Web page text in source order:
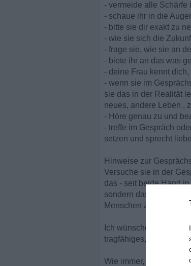
- vermeide alle
- schaue ihr in die
- bitte sie dir exakt zu
- wie sie sich die
- frage sie, wie sie an
- biete ihr an das was
- deine Frau kennt
- wenn sie im
sie das in der Realität
neues, andere Leben ,
- Höre genau zu und
- treffe im Gespräch
setzen und sprecht
Hinweise zur
Versuche sie in der
das - seit beide Hand
sondern das sie von
Menschen zu füllen,
Ich wünsche dir einen
tragfähiges, Ergebnis
Wie immer, lediglich